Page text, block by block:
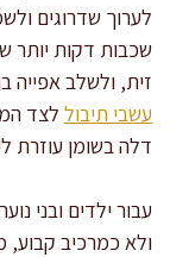
לערוך שדרוגים
שכבות דקות יותר
זית, ולשלב אפייה
עשבי תיבול לצד
דלה בשומן עוזרת
עבור ילדים ובני
ולא כמרכיב